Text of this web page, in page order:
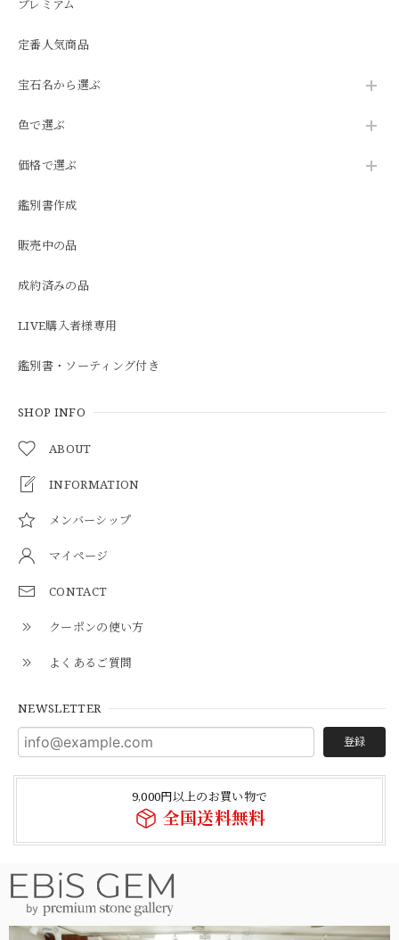
プレミアム
定番人気商品
宝石名から選ぶ
色で選ぶ
価格で選ぶ
鑑別書作成
販売中の品
成約済みの品
LIVE購入者様専用
鑑別書・ソーティング付き
SHOP INFO
ABOUT
INFORMATION
メンバーシップ
マイページ
CONTACT
クーポンの使い方
よくあるご質問
NEWSLETTER
登録
9,000円以上のお買い物で
全国送料無料